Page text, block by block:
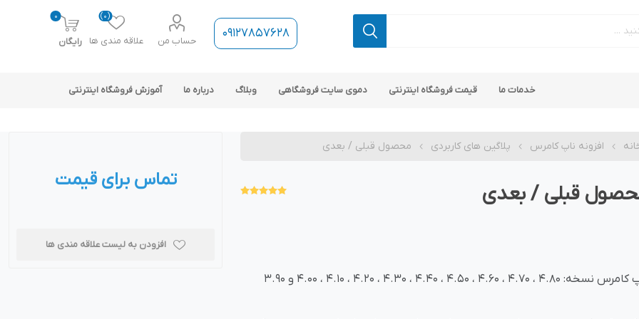
09127857628 حساب من علاقه مندی ها
(0)
0
رایگان
خدمات ما قیمت فروشگاه اینترنتی دموی سایت فروشگاهی وبلاگ درباره ما آموزش فروشگاه اینترنتی
افزونه ناپ کامرس پلاگین های کاربردی محصول قبلی / بعدی
قبلی / بعدی
4.80 ، 4.70 ، 4.60 ، 4.50 ، 4.40 ، 4.30 ، 4.20 ، 4.10 ، 4.00 و 3.90
تماس برای قیمت
افزودن به لیست علاقه مندی ها